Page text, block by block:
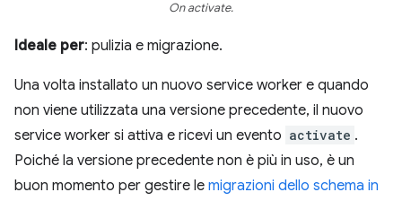
On activate.
Ideale per: pulizia e migrazione.
Una volta installato un nuovo service worker e quando
non viene utilizzata una versione precedente, il nuovo
service worker si attiva e ricevi un evento activate .
Poiché la versione precedente non è più in uso, è un
buon momento per gestire le migrazioni dello schema in